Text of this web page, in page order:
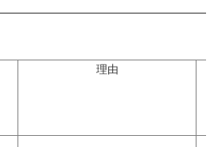
理由